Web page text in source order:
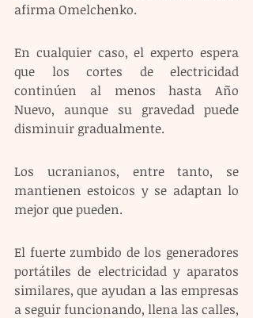
afirma Omelchenko.
En cualquier caso, el experto espera
que los cortes de electricidad
continúen al menos hasta Año
Nuevo, aunque su gravedad puede
disminuir gradualmente.
Los ucranianos, entre tanto, se
mantienen estoicos y se adaptan lo
mejor que pueden.
El fuerte zumbido de los generadores
portátiles de electricidad y aparatos
similares, que ayudan a las empresas
a seguir funcionando, llena las calles,